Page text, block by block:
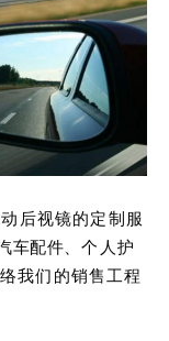
后视镜的定制服
车配件 、个人护
我们的销售工程